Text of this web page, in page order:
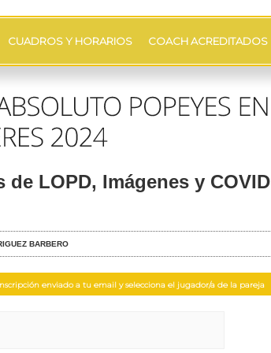
CUADROS Y HORARIOS COACH ACREDITADOS
LOPD, Imágenes y COVID
BARBERO
enviado a tu email y selecciona el jugador/a de la pareja